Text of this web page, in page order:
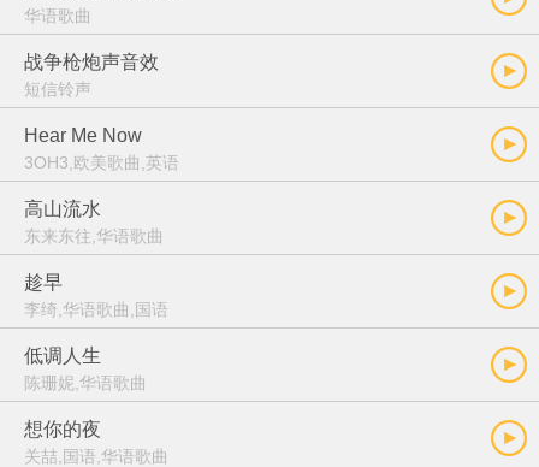
华语歌曲
战争枪炮声音效
短信铃声
Hear Me Now
3OH3,欧美歌曲,英语
高山流水
东来东往,华语歌曲
趁早
李绮,华语歌曲,国语
低调人生
陈珊妮,华语歌曲
想你的夜
关喆,国语,华语歌曲